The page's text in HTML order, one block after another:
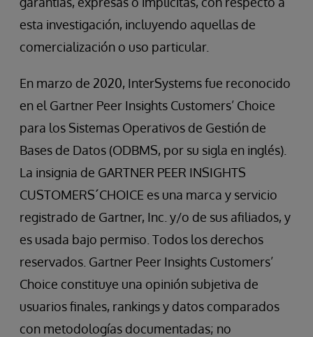
esta investigación, incluyendo aquellas de
comercialización o uso particular.
En marzo de 2020, InterSystems fue reconocido
en el Gartner Peer Insights Customers’ Choice
para los Sistemas Operativos de Gestión de
Bases de Datos (ODBMS, por su sigla en inglés).
La insignia de GARTNER PEER INSIGHTS
CUSTOMERS´CHOICE es una marca y servicio
registrado de Gartner, Inc. y/o de sus afiliados, y
es usada bajo permiso. Todos los derechos
reservados. Gartner Peer Insights Customers’
Choice constituye una opinión subjetiva de
usuarios finales, rankings y datos comparados
con metodologías documentadas; no